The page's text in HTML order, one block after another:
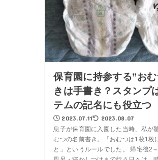
保育園に持参する”お
きは手書き？スタンプ
テムの記名にも役立つ
2023.07.11 2023.08.07
息子が保育園に入園した当時、私が
むつの名前書き。「おむつは1枚1枚
と」というルールでした。 帰宅後2